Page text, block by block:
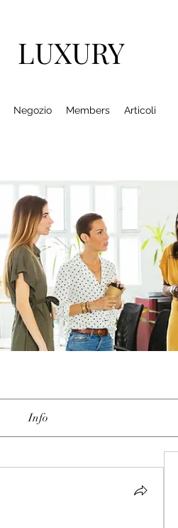
LUXURY
Negozio Members Articoli
Info